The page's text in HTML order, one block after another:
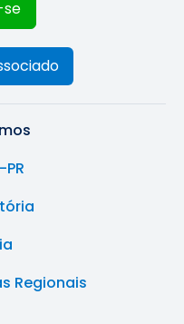
Regionais